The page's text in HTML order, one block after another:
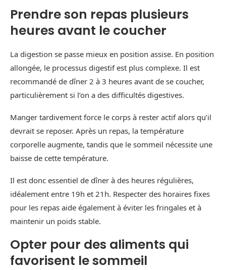
Prendre son repas plusieurs
heures avant le coucher
La digestion se passe mieux en position assise. En position
allongée, le processus digestif est plus complexe. Il est
recommandé de dîner 2 à 3 heures avant de se coucher,
particulièrement si l’on a des difficultés digestives.
Manger tardivement force le corps à rester actif alors qu’il
devrait se reposer. Après un repas, la température
corporelle augmente, tandis que le sommeil nécessite une
baisse de cette température.
Il est donc essentiel de dîner à des heures régulières,
idéalement entre 19h et 21h. Respecter des horaires fixes
pour les repas aide également à éviter les fringales et à
maintenir un poids stable.
Opter pour des aliments qui
favorisent le sommeil